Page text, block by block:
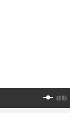
移動